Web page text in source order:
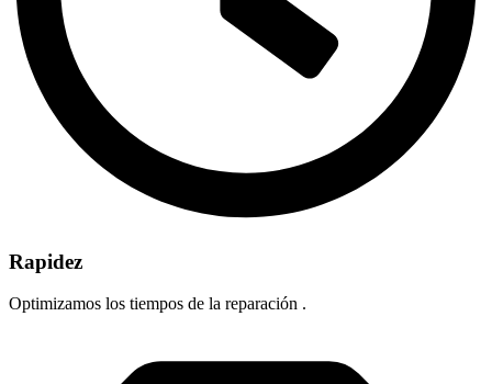
Rapidez
Optimizamos los tiempos de la reparación .